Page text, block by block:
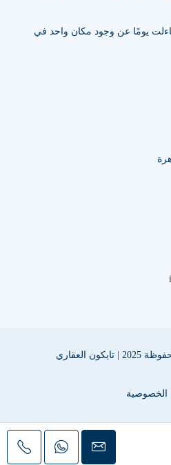
يومًا عن وجود مكان واحد في
العقاري
الخصوصية